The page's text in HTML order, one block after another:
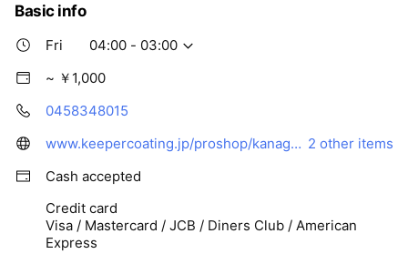
Basic info
Fri
04:00 - 03:00
~ ￥1,000
0458348015
www.keepercoating.jp/proshop/kanagawa/city734/05740/ 2 other items
Cash accepted
Credit card
Visa / Mastercard / JCB / Diners Club / American
Express